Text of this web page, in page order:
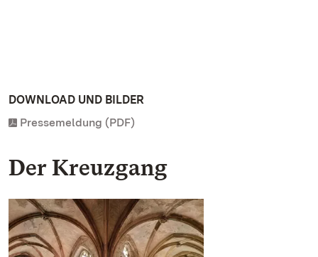
DOWNLOAD UND BILDER
Pressemeldung (PDF)
Der Kreuzgang